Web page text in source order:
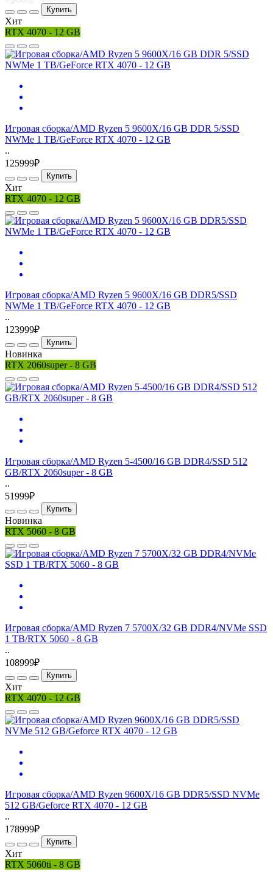
Купить
Хит
RTX 4070 - 12 GB
Игровая сборка/AMD Ryzen 5 9600X/16 GB DDR 5/SSD
NWMe 1 TB/GeForce RTX 4070 - 12 GB
..
125999₽
Купить
Хит
RTX 4070 - 12 GB
Игровая сборка/AMD Ryzen 5 9600X/16 GB DDR5/SSD
NWMe 1 TB/GeForce RTX 4070 - 12 GB
..
123999₽
Купить
Новинка
RTX 2060super - 8 GB
Игровая сборка/AMD Ryzen 5-4500/16 GB DDR4/SSD 512
GB/RTX 2060super - 8 GB
..
51999₽
Купить
Новинка
RTX 5060 - 8 GB
Игровая сборка/AMD Ryzen 7 5700X/32 GB DDR4/NVMe SSD
1 TB/RTX 5060 - 8 GB
..
108999₽
Купить
Хит
RTX 4070 - 12 GB
Игровая сборка/AMD Ryzen 9600X/16 GB DDR5/SSD NVMe
512 GB/Geforce RTX 4070 - 12 GB
..
178999₽
Купить
Хит
RTX 5060ti - 8 GB